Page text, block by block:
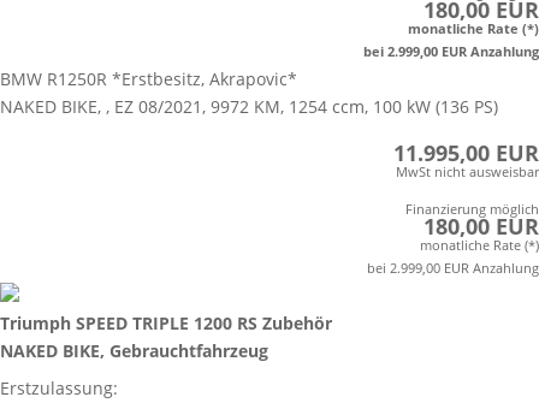
180,00 EUR
monatliche Rate (*)
bei 2.999,00 EUR Anzahlung
BMW R1250R *Erstbesitz, Akrapovic*
NAKED BIKE, , EZ 08/2021, 9972 KM, 1254 ccm, 100 kW (136 PS)
11.995,00 EUR
MwSt nicht ausweisbar
Finanzierung möglich
180,00 EUR
monatliche Rate (*)
bei 2.999,00 EUR Anzahlung
Triumph SPEED TRIPLE 1200 RS Zubehör
NAKED BIKE, Gebrauchtfahrzeug
Erstzulassung: